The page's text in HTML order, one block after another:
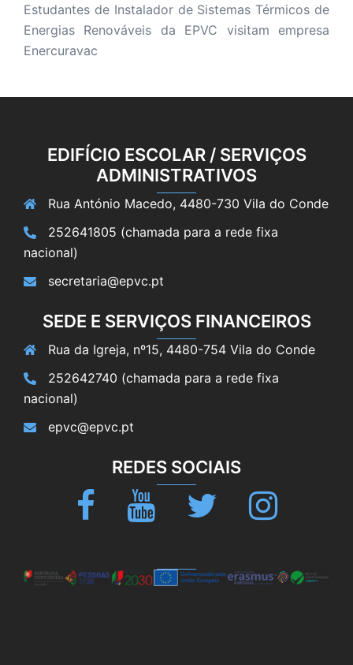
Estudantes de Instalador de Sistemas Térmicos de
Energias Renováveis da EPVC visitam empresa
Enercuravac
EDIFÍCIO ESCOLAR / SERVIÇOS
ADMINISTRATIVOS
Rua António Macedo, 4480-730 Vila do Conde
252641805 (chamada para a rede fixa
nacional)
secretaria@epvc.pt
SEDE E SERVIÇOS FINANCEIROS
Rua da Igreja, nº15, 4480-754 Vila do Conde
252642740 (chamada para a rede fixa
nacional)
epvc@epvc.pt
REDES SOCIAIS
Facebook Youtube Twitter Instagram